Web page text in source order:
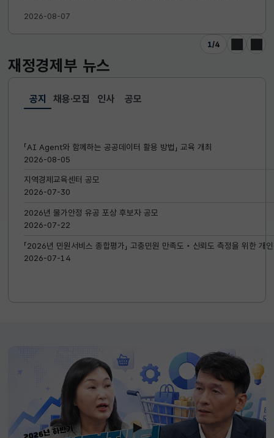
2026-08-07
1/4
이전 다음
재정경제부 뉴스
공지
선택됨
공지
「AI Agent와 함께하는 공공데이터 활용 방법」 교육 개최
2026-08-05
지역경제교육센터 공모
2026-07-30
2026년 물가안정 유공 포상 후보자 공모
2026-07-22
「2026년 민원서비스 종합평가」 고충민원 만족도‧신뢰도 측정을 위한 개
2026-07-14
채용·모집 인사 공모